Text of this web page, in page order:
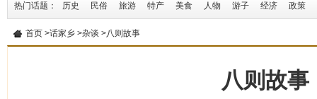
热门话题： 历史 民俗 旅游 特产 美食 人物 游子 经济 政策
首页 >话家乡 >杂谈 >八则故事
八则故事